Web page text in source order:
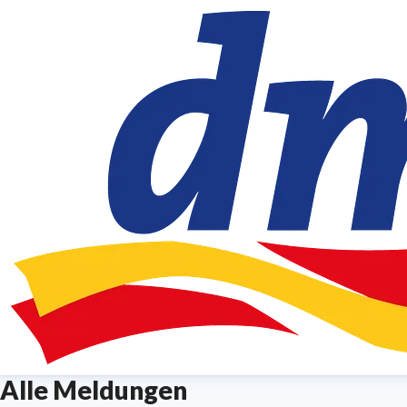
Alle Meldungen